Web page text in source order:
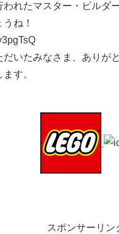
れたマスター・ビルダ
ね！
いたみなさま、ありが
す。
スポンサーリン